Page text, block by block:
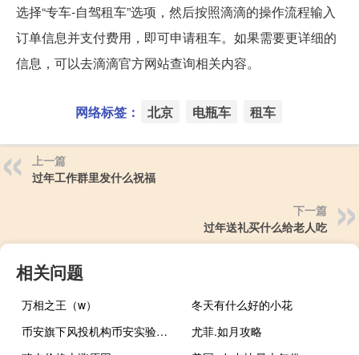
选择“专车-自驾租车”选项，然后按照滴滴的操作流程输入
订单信息并支付费用，即可申请租车。如果需要更详细的
信息，可以去滴滴官方网站查询相关内容。
网络标签： 北京 电瓶车 租车
上一篇
过年工作群里发什么祝福
下一篇
过年送礼买什么给老人吃
相关问题
万相之王（w）
冬天有什么好的小花
币安旗下风投机构币安实验室（Binance Labs）宣布对AltLayer进行战略投资AltLayer是一家为Web3应用程序提供分布式Rollup -as -a - Service (RaaS)服务的提供商
尤菲.如月攻略